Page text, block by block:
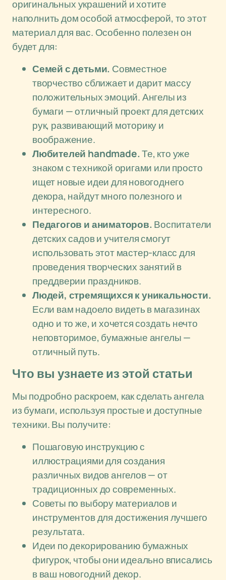
оригинальных украшений и хотите
наполнить дом особой атмосферой, то этот
материал для вас. Особенно полезен он
будет для:
Семей с детьми. Совместное
творчество сближает и дарит массу
положительных эмоций. Ангелы из
бумаги — отличный проект для детских
рук, развивающий моторику и
воображение.
Любителей handmade.Те, кто уже
знаком с техникой оригами или просто
ищет новые идеи для новогоднего
декора, найдут много полезного и
интересного.
Педагогов и аниматоров. Воспитатели
детских садов и учителя смогут
использовать этот мастер-класс для
проведения творческих занятий в
преддверии праздников.
Людей, стремящихся к уникальности.
Если вам надоело видеть в магазинах
одно и то же, и хочется создать нечто
неповторимое, бумажные ангелы —
отличный путь.
Что вы узнаете из этой статьи
Мы подробно раскроем, как сделать ангела
из бумаги, используя простые и доступные
техники. Вы получите:
Пошаговую инструкцию с
иллюстрациями для создания
различных видов ангелов — от
традиционных до современных.
Советы по выбору материалов и
инструментов для достижения лучшего
результата.
Идеи по декорированию бумажных
фигурок, чтобы они идеально вписались
в ваш новогодний декор.